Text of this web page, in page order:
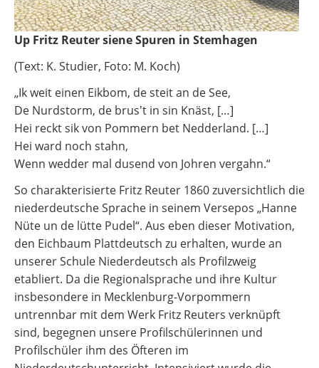
Up Fritz Reuter siene Spuren in Stemhagen
(Text: K. Studier, Foto: M. Koch)
„Ik weit einen Eikbom, de steit an de See,
De Nurdstorm, de brusʼt in sin Knäst, […]
Hei reckt sik von Pommern bet Nedderland. […]
Hei ward noch stahn,
Wenn wedder mal dusend von Johren vergahn.“
So charakterisierte Fritz Reuter 1860 zuversichtlich die
niederdeutsche Sprache in seinem Versepos „Hanne
Nüte un de lütte Pudel“. Aus eben dieser Motivation,
den Eichbaum Plattdeutsch zu erhalten, wurde an
unserer Schule Niederdeutsch als Profilzweig
etabliert. Da die Regionalsprache und ihre Kultur
insbesondere in Mecklenburg-Vorpommern
untrennbar mit dem Werk Fritz Reuters verknüpft
sind, begegnen unsere Profilschülerinnen und
Profilschüler ihm des Öfteren im